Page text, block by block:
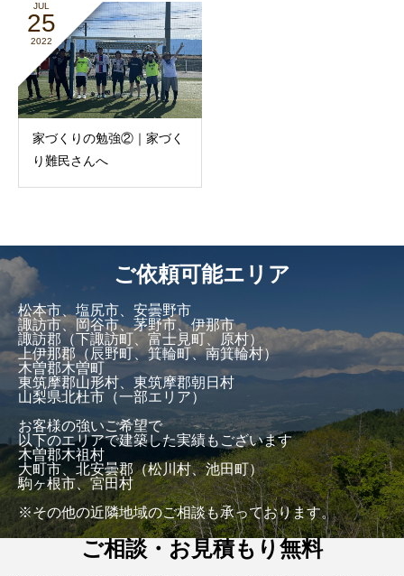
JUL
25
2022
家づくりの勉強②｜家づく
り難民さんへ
ご依頼可能エリア
松本市、塩尻市、安曇野市
諏訪市、岡谷市、茅野市、伊那市
諏訪郡（下諏訪町、富士見町、原村）
上伊那郡（辰野町、箕輪町、南箕輪村）
木曽郡木曽町
東筑摩郡山形村、東筑摩郡朝日村
山梨県北杜市（一部エリア）
お客様の強いご希望で
以下のエリアで建築した実績もございます
木曽郡木祖村
大町市、北安曇郡（松川村、池田町）
駒ヶ根市、宮田村
※その他の近隣地域のご相談も承っております。
ご相談・お見積もり無料